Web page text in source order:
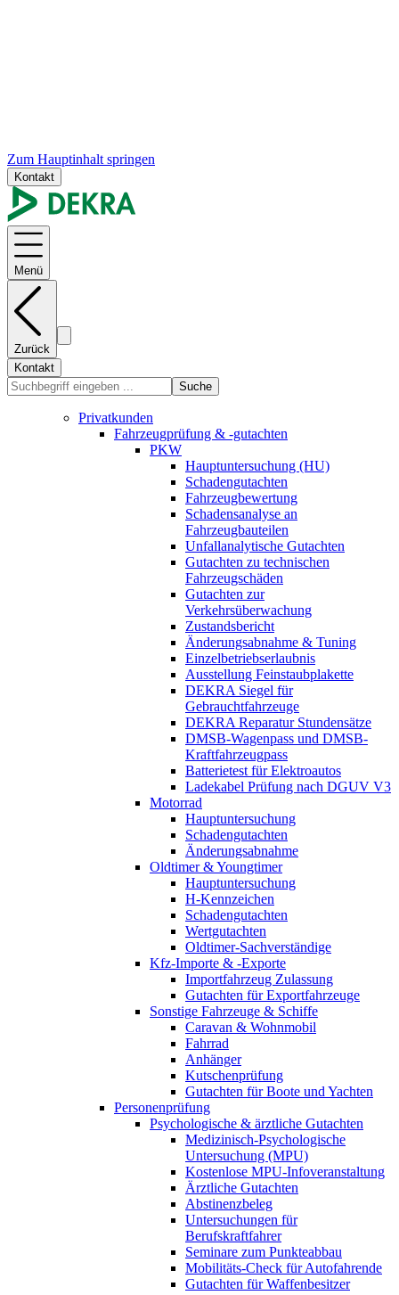
Zum Hauptinhalt springen
Kontakt
Menü
Zurück
Kontakt
Suche
Privatkunden
Fahrzeugprüfung & -gutachten
PKW
Hauptuntersuchung (HU)
Schadengutachten
Fahrzeugbewertung
Schadensanalyse an
Fahrzeugbauteilen
Unfallanalytische Gutachten
Gutachten zu technischen
Fahrzeugschäden
Gutachten zur
Verkehrsüberwachung
Zustandsbericht
Änderungsabnahme & Tuning
Einzelbetriebserlaubnis
Ausstellung Feinstaubplakette
DEKRA Siegel für
Gebrauchtfahrzeuge
DEKRA Reparatur Stundensätze
DMSB-Wagenpass und DMSB-
Kraftfahrzeugpass
Batterietest für Elektroautos
Ladekabel Prüfung nach DGUV V3
Motorrad
Hauptuntersuchung
Schadengutachten
Änderungsabnahme
Oldtimer & Youngtimer
Hauptuntersuchung
H-Kennzeichen
Schadengutachten
Wertgutachten
Oldtimer-Sachverständige
Kfz-Importe & -Exporte
Importfahrzeug Zulassung
Gutachten für Exportfahrzeuge
Sonstige Fahrzeuge & Schiffe
Caravan & Wohnmobil
Fahrrad
Anhänger
Kutschenprüfung
Gutachten für Boote und Yachten
Personenprüfung
Psychologische & ärztliche Gutachten
Medizinisch-Psychologische
Untersuchung (MPU)
Kostenlose MPU-Infoveranstaltung
Ärztliche Gutachten
Abstinenzbeleg
Untersuchungen für
Berufskraftfahrer
Seminare zum Punkteabbau
Mobilitäts-Check für Autofahrende
Gutachten für Waffenbesitzer